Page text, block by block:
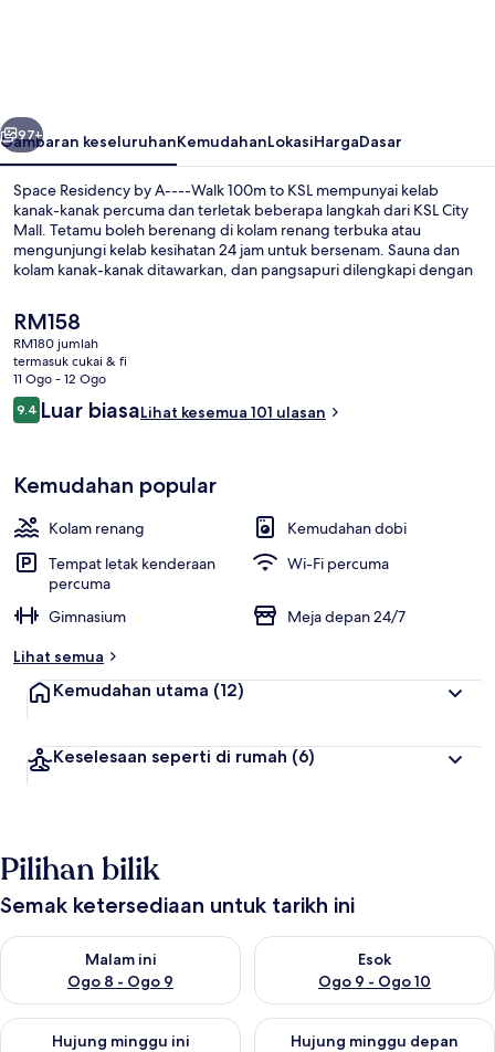
-
-
Walk
100m
to
Seterusnya
97+
Gambaran keseluruhanKemudahanLokasiHargaDasar
Space Residency by A----Walk 100m to KSL mempunyai kelab
kanak-kanak percuma dan terletak beberapa langkah dari KSL City
Mall. Tetamu boleh berenang di kolam renang terbuka atau
mengunjungi kelab kesihatan 24 jam untuk bersenam. Sauna dan
kolam kanak-kanak ditawarkan, dan pangsapuri dilengkapi dengan
Harga
semasa
ialah
RM158
RM158
RM180 jumlah
termasuk cukai & fi
11 Ogo - 12 Ogo
Ulasan
9.49.4 daripada 10
Luar biasaLihat kesemua 101 ulasan
Kemudahan popular
Kolam renang
Kemudahan dobi
Tempat letak kenderaan
percuma
Wi-Fi percuma
Gimnasium
Meja depan 24/7
Lihat semua
Kemudahan utama (12)
Keselesaan seperti di rumah (6)
Pilihan bilik
Semak ketersediaan untuk tarikh ini
Malam ini
Ogo 8 - Ogo 9
Semak ketersediaan untuk malam ini Ogo 8 - Ogo 9
Esok
Ogo 9 - Ogo 10
Semak ketersediaan untuk
Hujung minggu ini
Semak ketersediaan untuk hujung minggu ini Ogo 14 - Ogo 16
Hujung minggu depan
Semak ketersediaan untuk